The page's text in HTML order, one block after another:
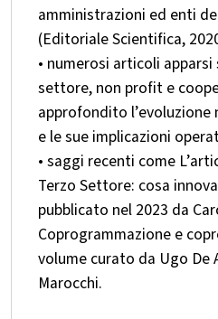
amministrazioni ed enti
(Editoriale Scientifica,
• numerosi articoli
settore, non profit e
approfondito l’evoluzione
e le sue implicazioni
• saggi recenti come
Terzo Settore: cosa
pubblicato nel 2023 da
Coprogrammazione e
volume curato da Ugo De
Marocchi.